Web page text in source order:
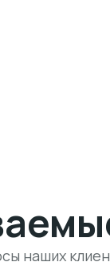
наших